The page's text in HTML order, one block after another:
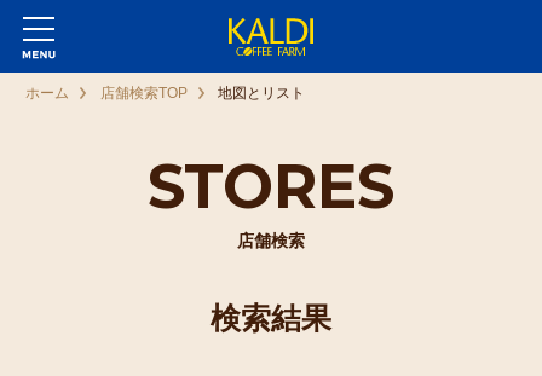
STORES
店舗検索
ホーム 店舗検索TOP 地図とリスト
検索結果